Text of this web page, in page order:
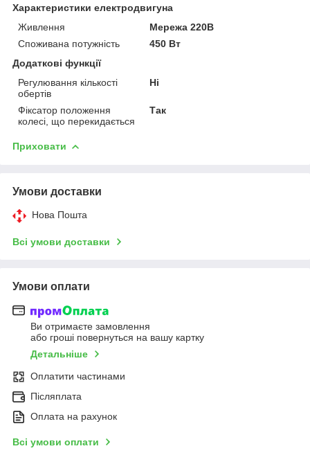
Характеристики електродвигуна
Живлення
Мережа 220В
Споживана потужність
450 Вт
Додаткові функції
Регулювання кількості
обертів
Ні
Фіксатор положення
колесі, що перекидається
Так
Приховати
Умови доставки
Нова Пошта
Всі умови доставки
Умови оплати
Ви отримаєте замовлення
або гроші повернуться на вашу картку
Детальніше
Оплатити частинами
Післяплата
Оплата на рахунок
Всі умови оплати